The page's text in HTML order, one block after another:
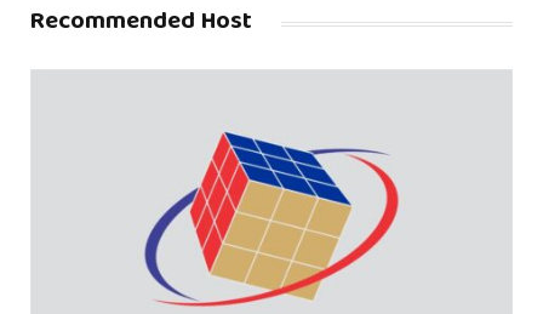
Recommended Host